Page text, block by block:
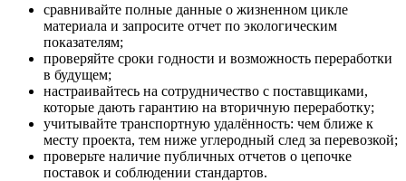
сравнивайте полные данные о жизненном цикле
материала и запросите отчет по экологическим
показателям;
проверяйте сроки годности и возможность переработки
в будущем;
настраивайтесь на сотрудничество с поставщиками,
которые дають гарантию на вторичную переработку;
учитывайте транспортную удалённость: чем ближе к
месту проекта, тем ниже углеродный след за перевозкой;
проверьте наличие публичных отчетов о цепочке
поставок и соблюдении стандартов.